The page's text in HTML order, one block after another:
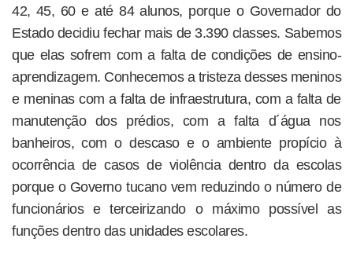
42, 45, 60 e até 84 alunos, porque o Governador do
Estado decidiu fechar mais de 3.390 classes. Sabemos
que elas sofrem com a falta de condições de ensino-
aprendizagem. Conhecemos a tristeza desses meninos
e meninas com a falta de infraestrutura, com a falta de
manutenção dos prédios, com a falta d´água nos
banheiros, com o descaso e o ambiente propício à
ocorrência de casos de violência dentro da escolas
porque o Governo tucano vem reduzindo o número de
funcionários e terceirizando o máximo possível as
funções dentro das unidades escolares.